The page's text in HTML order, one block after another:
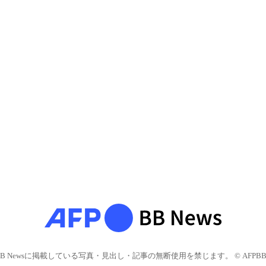
Newsに掲載している写真・見出し・記事の無断使用を禁じます。 © AFPBB